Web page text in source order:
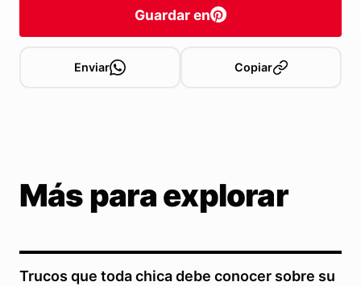
Guardar en
Enviar Copiar
Más para explorar
Trucos que toda chica debe conocer sobre su